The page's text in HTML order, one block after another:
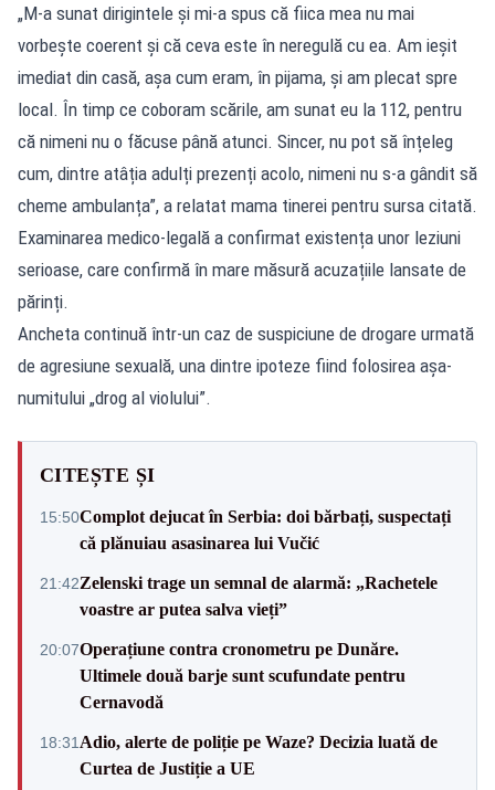
„M-a sunat dirigintele și mi-a spus că fiica mea nu mai
vorbește coerent și că ceva este în neregulă cu ea. Am ieșit
imediat din casă, așa cum eram, în pijama, și am plecat spre
local. În timp ce coboram scările, am sunat eu la 112, pentru
că nimeni nu o făcuse până atunci. Sincer, nu pot să înțeleg
cum, dintre atâția adulți prezenți acolo, nimeni nu s-a gândit să
cheme ambulanța”, a relatat mama tinerei pentru sursa citată.
Examinarea medico-legală a confirmat existența unor leziuni
serioase, care confirmă în mare măsură acuzațiile lansate de
părinți.
Ancheta continuă într-un caz de suspiciune de drogare urmată
de agresiune sexuală, una dintre ipoteze fiind folosirea așa-
numitului „drog al violului”.
CITEȘTE ȘI
15:50Complot dejucat în Serbia: doi bărbați, suspectați
că plănuiau asasinarea lui Vučić
21:42Zelenski trage un semnal de alarmă: „Rachetele
voastre ar putea salva vieți”
20:07Operațiune contra cronometru pe Dunăre.
Ultimele două barje sunt scufundate pentru
Cernavodă
18:31 Adio, alerte de poliție pe Waze? Decizia luată de
Curtea de Justiție a UE